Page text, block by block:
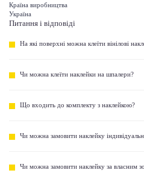
Країна виробництва
Україна
Питання і відповіді
На які поверхні можна клеїти вінілові
Чи можна клеїти наклейки на шпалери?
Що входить до комплекту з наклейкою?
Чи можна замовити наклейку
Чи можна замовити наклейку за власним